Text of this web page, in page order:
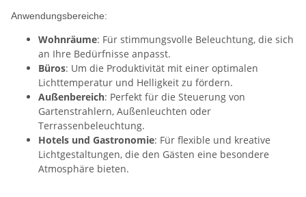
Anwendungsbereiche:
Wohnräume: Für stimmungsvolle Beleuchtung, die sich
an Ihre Bedürfnisse anpasst.
Büros: Um die Produktivität mit einer optimalen
Lichttemperatur und Helligkeit zu fördern.
Außenbereich: Perfekt für die Steuerung von
Gartenstrahlern, Außenleuchten oder
Terrassenbeleuchtung.
Hotels und Gastronomie: Für flexible und kreative
Lichtgestaltungen, die den Gästen eine besondere
Atmosphäre bieten.